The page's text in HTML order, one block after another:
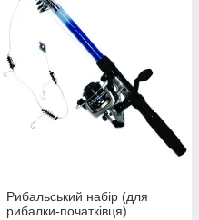
Рибальський набір (для
рибалки-початківця)